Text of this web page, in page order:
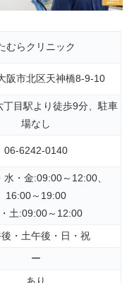
むらクリニック
阪市北区天神橋8-9-10
丁目駅より徒歩9分、駐車
場なし
06-6242-0140
水・金:09:00～12:00、
16:00～19:00
土:09:00～12:00
・土午後・日・祝
ー